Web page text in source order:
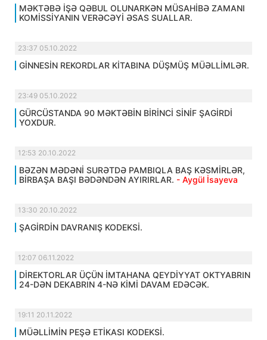
MƏKTƏBƏ İŞƏ QƏBUL OLUNARKƏN MÜSAHİBƏ ZAMANI
KOMİSSİYANIN VERƏCƏYİ ƏSAS SUALLAR.
23:37 05.10.2022
GİNNESİN REKORDLAR KİTABINA DÜŞMÜŞ MÜƏLLİMLƏR.
23:49 05.10.2022
GÜRCÜSTANDA 90 MƏKTƏBİN BİRİNCİ SİNİF ŞAGİRDİ
YOXDUR.
12:53 20.10.2022
BƏZƏN MƏDƏNİ SURƏTDƏ PAMBIQLA BAŞ KƏSMİRLƏR,
BİRBAŞA BAŞI BƏDƏNDƏN AYIRIRLAR. - Aygül İsayeva
13:30 20.10.2022
ŞAGİRDİN DAVRANIŞ KODEKSİ.
12:07 06.11.2022
DİREKTORLAR ÜÇÜN İMTAHANA QEYDİYYAT OKTYABRIN
24-DƏN DEKABRIN 4-NƏ KİMİ DAVAM EDƏCƏK.
19:11 20.11.2022
MÜƏLLİMİN PEŞƏ ETİKASI KODEKSİ.